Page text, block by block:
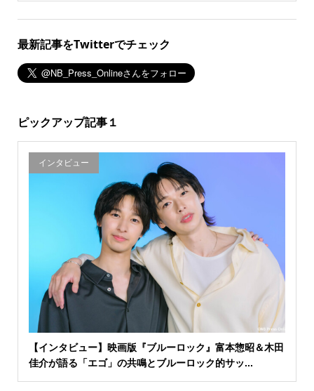
最新記事をTwitterでチェック
ピックアップ記事１
インタビュー
【インタビュー】映画版『ブルーロック』富本惣昭＆木田
佳介が語る「エゴ」の共鳴とブルーロック的サッ...